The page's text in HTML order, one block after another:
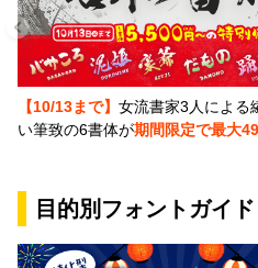
リセット
【10/13まで】 女流書家3人による
い筆致の6書体が期間限定で最大
目的別フォントガイド